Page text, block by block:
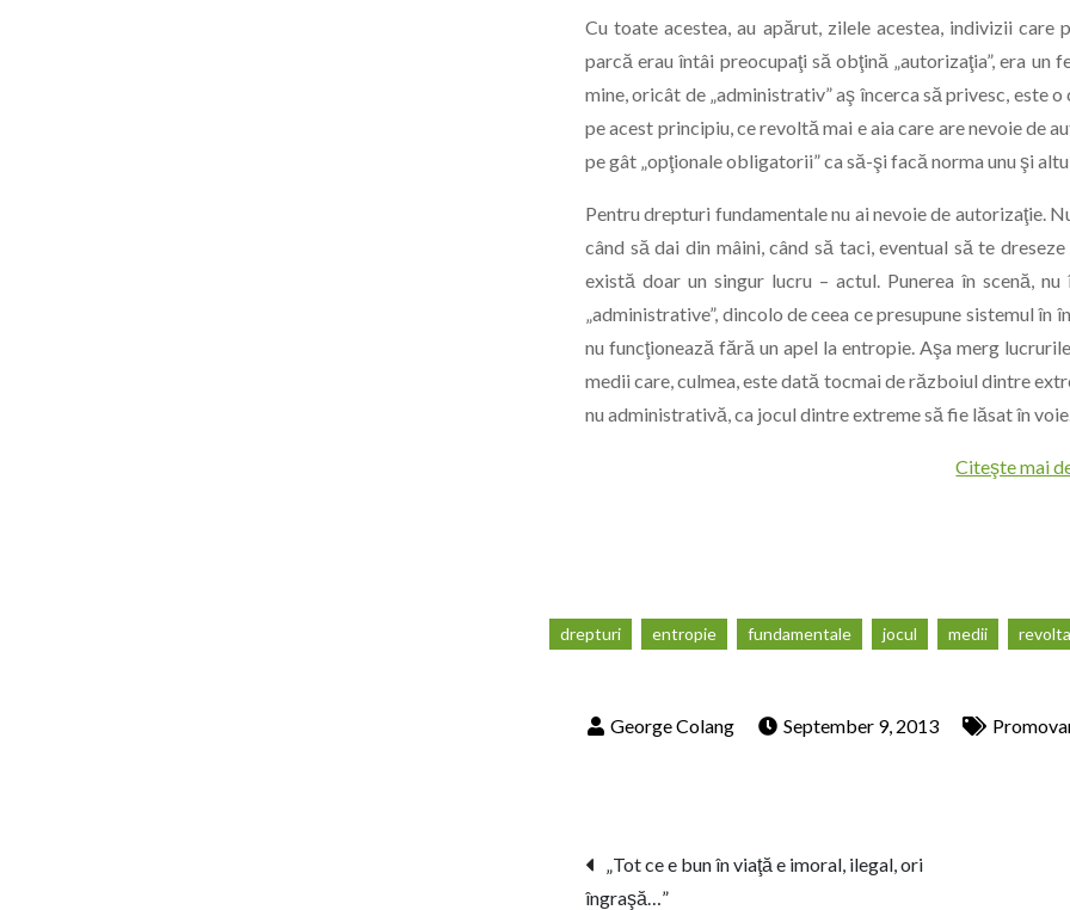
Cu toate acestea, au apărut, zilele acestea, indivizii
parcă erau întâi preocupaţi să obţină „autorizaţia”, era un
mine, oricât de „administrativ” aş încerca să privesc, este
pe acest principiu, ce revoltă mai e aia care are nevoie de
pe gât „opţionale obligatorii” ca să-şi facă norma unu şi
Pentru drepturi fundamentale nu ai nevoie de autorizaţie.
când să dai din mâini, când să taci, eventual să te
există doar un singur lucru – actul. Punerea în scenă,
„administrative”, dincolo de ceea ce presupune sistemul în
nu funcţionează fără un apel la entropie. Aşa merg
medii care, culmea, este dată tocmai de războiul dintre
nu administrativă, ca jocul dintre extreme să fie lăsat în
Citeşte mai
drepturi entropie fundamentale jocul medii revolta
September 9, 2013
Post
„Tot ce e bun în viaţă e imoral, ilegal, ori
îngraşă…”